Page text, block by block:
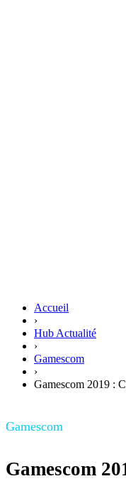
Accueil
›
Hub Actualité
›
Gamescom
›
Gamescom 2019 :
Gamescom
Gamescom